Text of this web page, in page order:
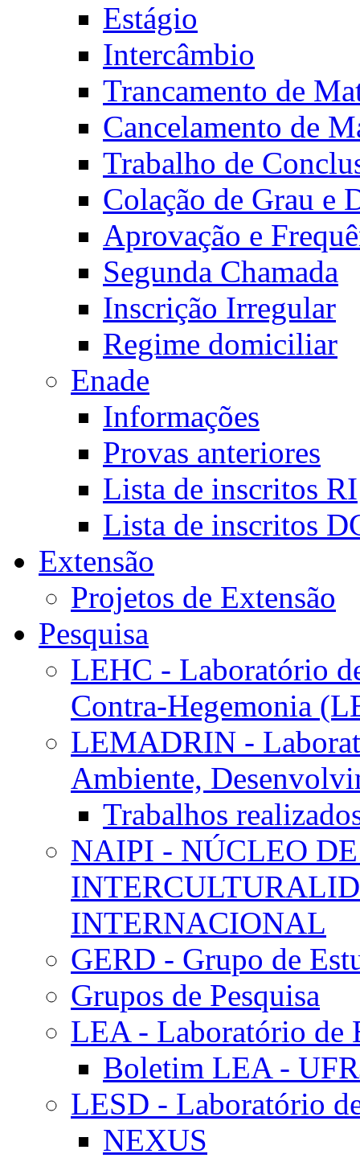
Estágio
Intercâmbio
Trancamento de
Cancelamento de
Trabalho de
Colação de Grau e
Aprovação e
Segunda Chamada
Inscrição Irregular
Regime domiciliar
Enade
Informações
Provas anteriores
Lista de inscritos RI
Lista de inscritos
Extensão
Projetos de Extensão
Pesquisa
LEHC - Laboratório
Contra-Hegemonia
LEMADRIN -
Ambiente,
Trabalhos
NAIPI - NÚCLEO
INTERNACIONAL
GERD - Grupo de
Grupos de Pesquisa
LEA - Laboratório de
Boletim LEA -
LESD - Laboratório
NEXUS